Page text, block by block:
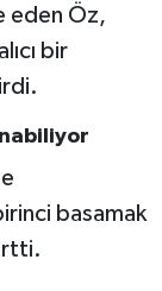
eden Öz,
bir
basamak